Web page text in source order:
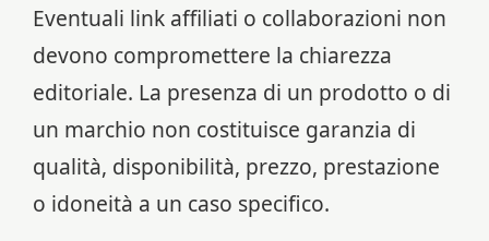
Eventuali link affiliati o collaborazioni non
devono compromettere la chiarezza
editoriale. La presenza di un prodotto o di
un marchio non costituisce garanzia di
qualità, disponibilità, prezzo, prestazione
o idoneità a un caso specifico.